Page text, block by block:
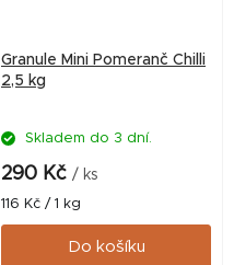
Granule Mini Pomeranč Chilli
2,5 kg
Skladem do 3 dní.
290 Kč / ks
Měrná
cena:
116 Kč / 1 kg
Do košíku